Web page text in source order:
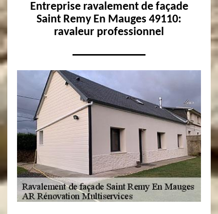
Entreprise ravalement de façade
Saint Remy En Mauges 49110:
ravaleur professionnel